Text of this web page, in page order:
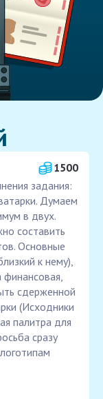
1500
задания:
Думаем
в двух.
составить
Основные
к нему),
сдерженной
(Исходники
палитра для
сразу